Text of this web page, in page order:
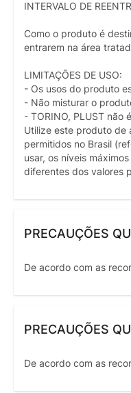
INTERVALO DE
Como o produto é
entrarem na área
LIMITAÇÕES DE USO:
- Os usos do produto
- Não misturar o
- TORINO, PLUST
Utilize este produto de
permitidos no Brasil
usar, os níveis
diferentes dos valores
PRECAUÇÕES
De acordo com as
PRECAUÇÕES
De acordo com as